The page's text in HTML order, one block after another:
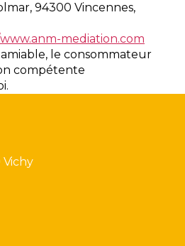
94300 Vincennes,
mediation.com
le consommateur
compétente
Vichy